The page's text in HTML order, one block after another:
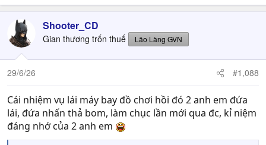
Shooter_CD
Gian thương trốn thuế Lão Làng GVN
29/6/26 #1,088
Cái nhiệm vụ lái máy bay đồ chơi hồi đó 2 anh em đứa
lái, đứa nhấn thả bom, làm chục lần mới qua đc, kỉ niệm
đáng nhớ của 2 anh em